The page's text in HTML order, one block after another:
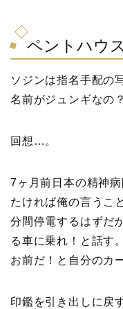
ペントハウ
ソジンは指名手配の
名前がジュンギなの
回想…。
7ヶ月前日本の精神
たければ俺の言うこ
分間停電するはずだ
る車に乗れ！と話す
お前だ！と自分のカ
印鑑を引き出しに戻